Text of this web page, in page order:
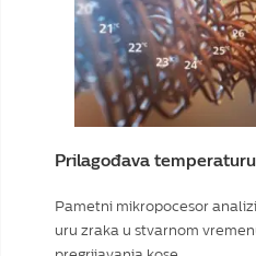
Prilagođava
Pametni mikropocesor
uru zraka u stvarnom